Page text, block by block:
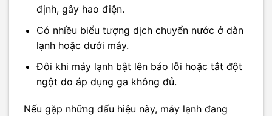
định, gây hao điện.
Có nhiều biểu tượng dịch chuyển nước ở dàn
lạnh hoặc dưới máy.
Đôi khi máy lạnh bật lên báo lỗi hoặc tắt đột
ngột do áp dụng ga không đủ.
Nếu gặp những dấu hiệu này, máy lạnh đang